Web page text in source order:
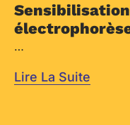
…
Lire La Suite